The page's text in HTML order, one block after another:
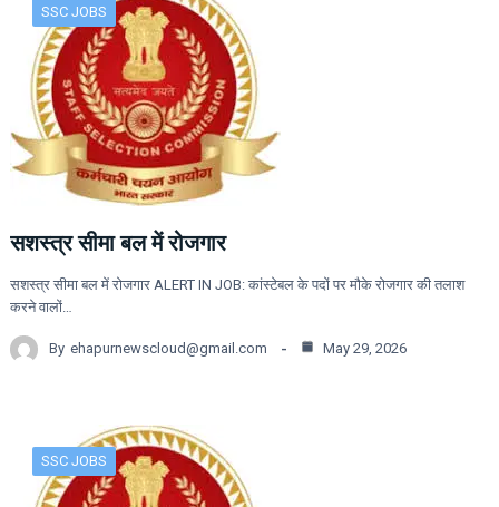
SSC JOBS
सशस्त्र सीमा बल में रोजगार
सशस्त्र सीमा बल में रोजगार ALERT IN JOB: कांस्टेबल के पदों पर मौके रोजगार की तलाश
करने वालों…
By ehapurnewscloud@gmail.com May 29, 2026
SSC JOBS